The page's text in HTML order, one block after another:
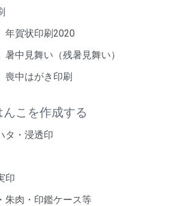
年賀状印刷2020
暑中見舞い（残暑見舞い）
喪中はがき印刷
んこを作成する
タ・浸透印
印
朱肉・印鑑ケース等